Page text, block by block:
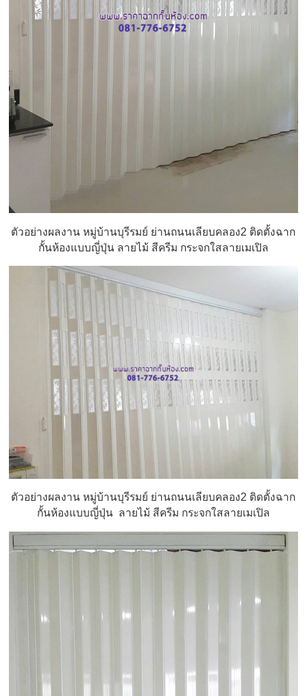
ตัวอย่างผลงาน หมู่บ้านบุรีรมย์ ย่านถนนเลียบคลอง2 ติดตั้งฉาก
กั้นห้องแบบญี่ปุ่น ลายไม้ สีครีม กระจกใสลายเมเปิล
ตัวอย่างผลงาน หมู่บ้านบุรีรมย์ ย่านถนนเลียบคลอง2 ติดตั้งฉาก
กั้นห้องแบบญี่ปุ่น ลายไม้ สีครีม กระจกใสลายเมเปิล